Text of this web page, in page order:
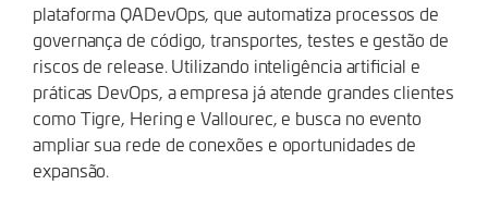
plataforma QADevOps, que automatiza processos de
governança de código, transportes, testes e gestão de
riscos de release. Utilizando inteligência artificial e
práticas DevOps, a empresa já atende grandes clientes
como Tigre, Hering e Vallourec, e busca no evento
ampliar sua rede de conexões e oportunidades de
expansão.